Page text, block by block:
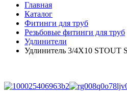
Главная
Каталог
Фитинги для труб
Резьбовые фитинги для труб
Удлинители
Удлинитель 3/4X10 STOUT